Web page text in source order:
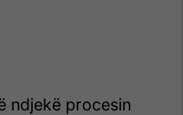
ndjekë procesin